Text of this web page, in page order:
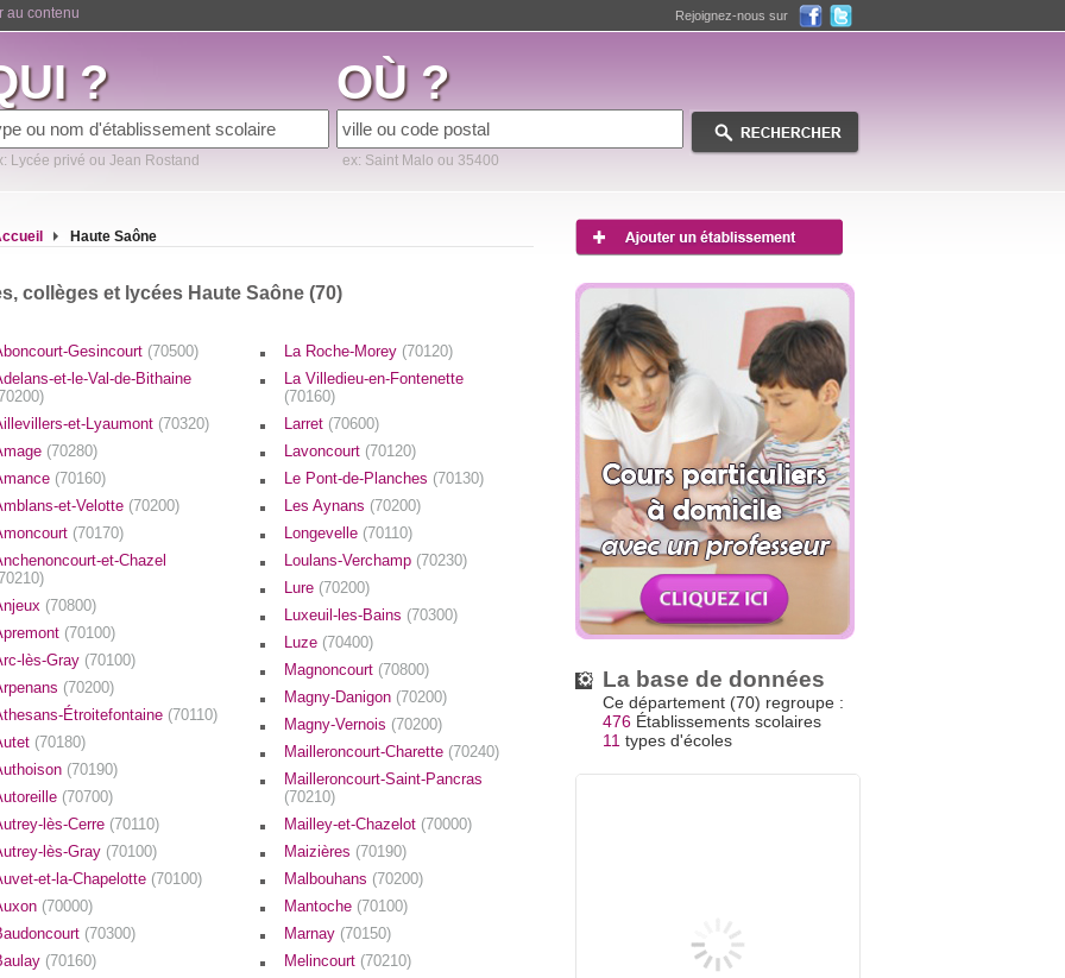
au contenu Rejoignez-nous sur
?
Lycée privé ou Jean Rostand
OÙ ?
ex: Saint Malo ou 35400
Haute Saône
collèges et lycées Haute Saône (70)
Gesincourt (70500)
et-le-Val-de-Bithaine
et-Lyaumont (70320)
(70280)
(70160)
et-Velotte (70200)
(70170)
et-Chazel
(70800)
(70100)
lès-Gray (70100)
(70200)
Étroitefontaine (70110)
(70180)
(70190)
(70700)
lès-Cerre (70110)
lès-Gray (70100)
et-la-Chapelotte (70100)
(70000)
(70300)
(70160)
La Roche-Morey (70120)
La Villedieu-en-Fontenette
(70160)
Larret (70600)
Lavoncourt (70120)
Le Pont-de-Planches (70130)
Les Aynans (70200)
Longevelle (70110)
Loulans-Verchamp (70230)
Lure (70200)
Luxeuil-les-Bains (70300)
Luze (70400)
Magnoncourt (70800)
Magny-Danigon (70200)
Magny-Vernois (70200)
Mailleroncourt-Charette (70240)
Mailleroncourt-Saint-Pancras
(70210)
Mailley-et-Chazelot (70000)
Maizières (70190)
Malbouhans (70200)
Mantoche (70100)
Marnay (70150)
Melincourt (70210)
La base de données
Ce département (70) regroupe :
476 Établissements scolaires
11 types d'écoles